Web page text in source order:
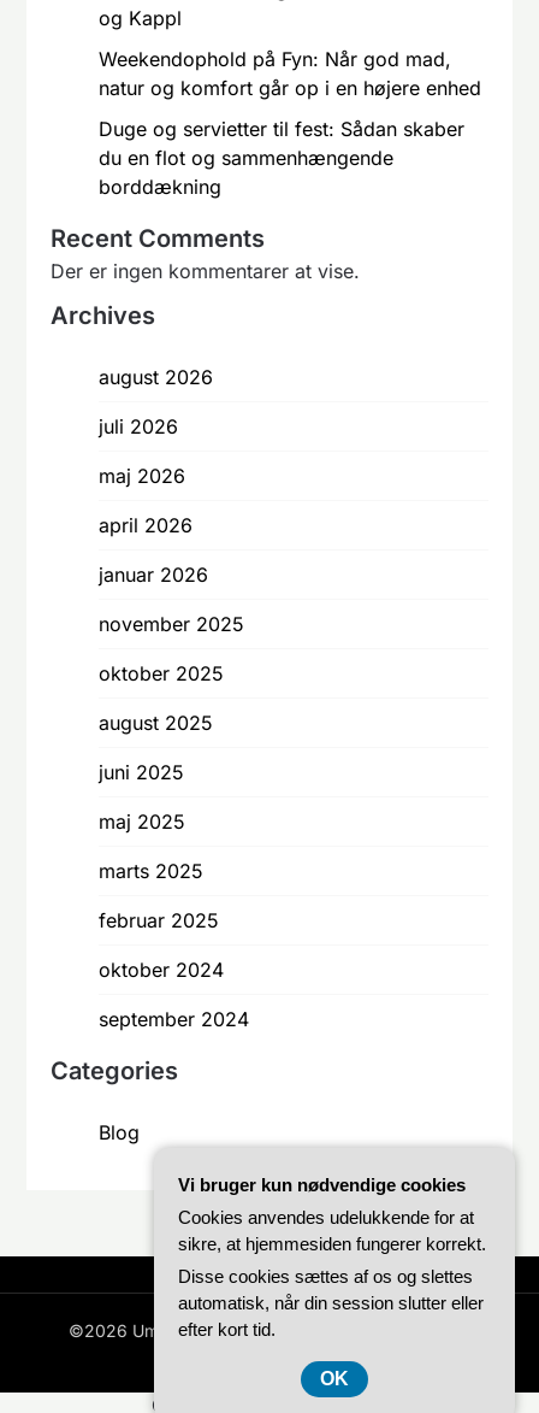
og Kappl
Weekendophold på Fyn: Når god mad,
natur og komfort går op i en højere enhed
Duge og servietter til fest: Sådan skaber
du en flot og sammenhængende
borddækning
Recent Comments
Der er ingen kommentarer at vise.
Archives
august 2026
juli 2026
maj 2026
april 2026
januar 2026
november 2025
oktober 2025
august 2025
juni 2025
maj 2025
marts 2025
februar 2025
oktober 2024
september 2024
Categories
Blog
©2026 Umpires.dk| WordPress Theme by
CVR-Nummer DK3740 7739
Vi bruger kun nødvendige cookies
Cookies anvendes udelukkende for at
sikre, at hjemmesiden fungerer korrekt.
Disse cookies sættes af os og slettes
automatisk, når din session slutter eller
efter kort tid.
OK